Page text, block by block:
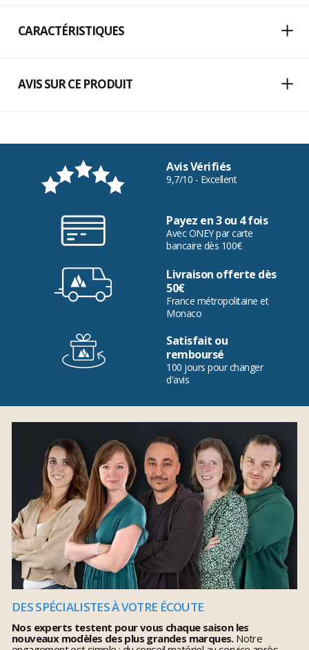
CARACTÉRISTIQUES
AVIS SUR CE PRODUIT
Avis Vérifiés
9,7/10 - Excellent
Payez en 3 ou 4 fois
Avec ONEY par carte
bancaire dès 100€
Livraison offerte dès
50€
France métropolitaine et
Monaco
Satisfait ou
remboursé
100 jours pour changer
d'avis
DES SPÉCIALISTES À VOTRE ÉCOUTE
Nos experts testent pour vous chaque saison les
nouveaux modèles des plus grandes marques.Notre